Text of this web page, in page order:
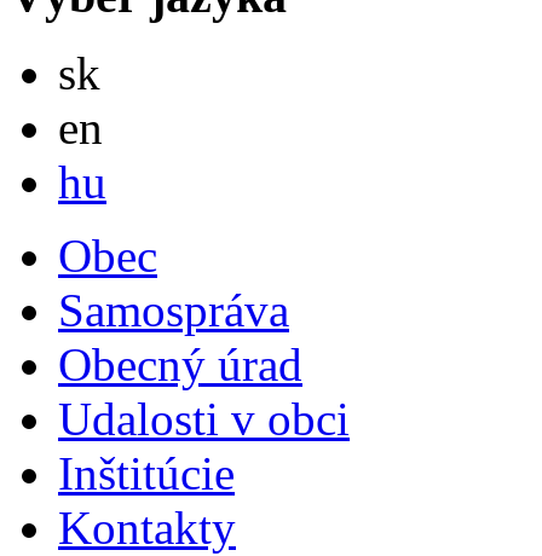
sk
en
hu
Obec
Samospráva
Obecný úrad
Udalosti v obci
Inštitúcie
Kontakty